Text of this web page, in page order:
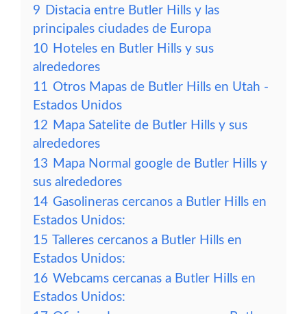
9 Distacia entre Butler Hills y las
principales ciudades de Europa
10 Hoteles en Butler Hills y sus
alrededores
11 Otros Mapas de Butler Hills en Utah -
Estados Unidos
12 Mapa Satelite de Butler Hills y sus
alrededores
13 Mapa Normal google de Butler Hills y
sus alrededores
14 Gasolineras cercanos a Butler Hills en
Estados Unidos:
15 Talleres cercanos a Butler Hills en
Estados Unidos:
16 Webcams cercanas a Butler Hills en
Estados Unidos: